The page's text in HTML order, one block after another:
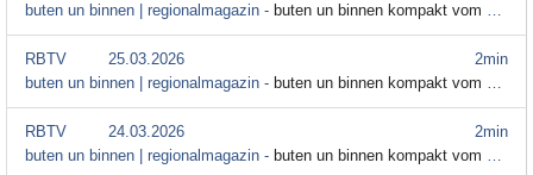
buten un binnen | regionalmagazin - buten un binnen kompakt vom 28. März
2min
RBTV
25.03.2026
buten un binnen | regionalmagazin - buten un binnen kompakt vom 25. März
2min
RBTV
24.03.2026
buten un binnen | regionalmagazin - buten un binnen kompakt vom 24. März